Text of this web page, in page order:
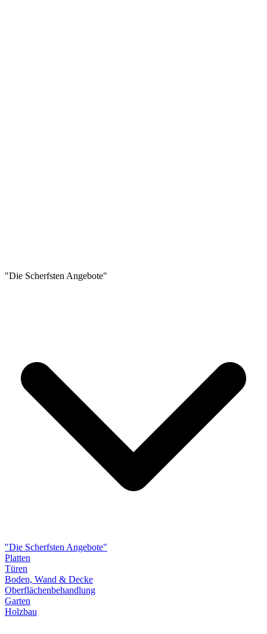
"Die Scherfsten Angebote"
"Die Scherfsten Angebote"
Platten
Türen
Boden, Wand & Decke
Oberflächenbehandlung
Garten
Holzbau